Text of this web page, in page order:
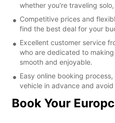
whether you're traveling
Competitive prices and
find the best deal for your
Excellent customer service
who are dedicated to
smooth and enjoyable.
Easy online booking
vehicle in advance and
Book Your